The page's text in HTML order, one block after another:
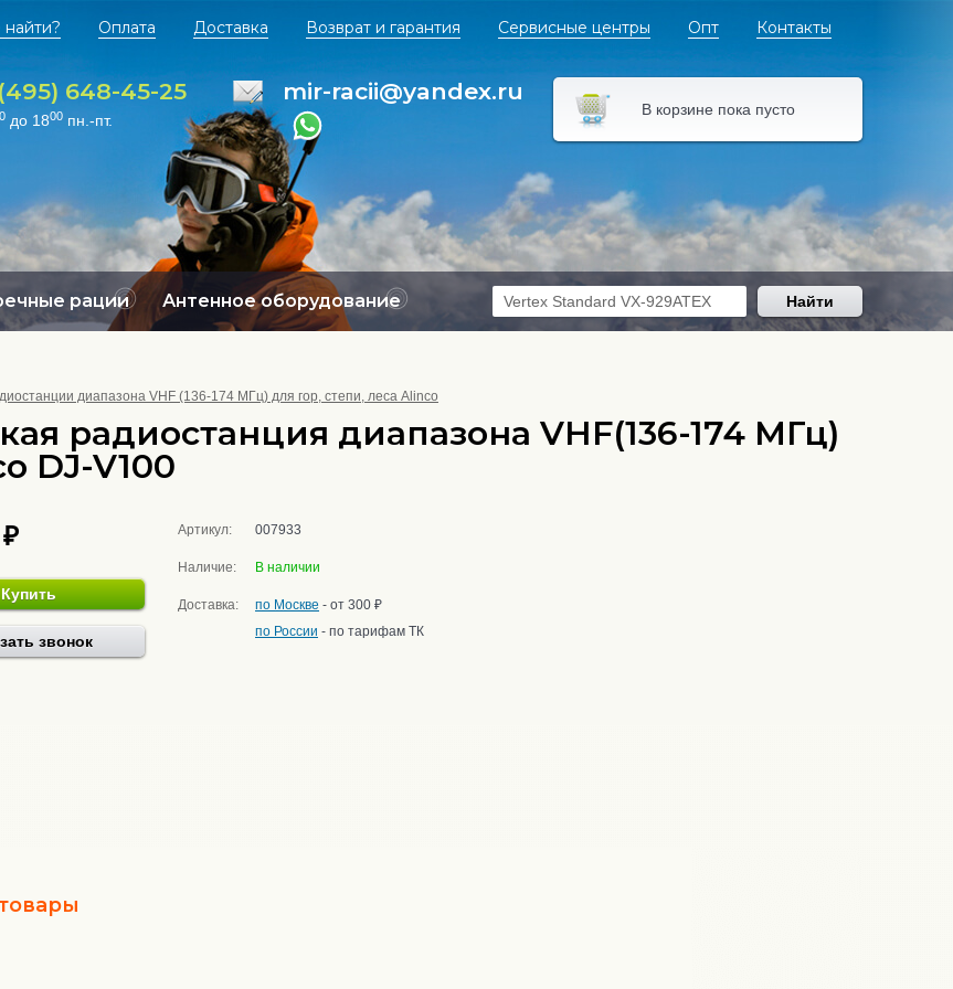
Оплата Доставка Возврат и гарантия Сервисные центры Опт Контакты
648-45-25
до 1800 пн.-пт.
mir-racii@yandex.ru
В корзине пока пусто
рации Антенное оборудование Найти
диапазона VHF (136-174 МГц) для гор, степи, леса Alinco
радиостанция диапазона VHF(136-174 МГц)
DJ-V100
Купить
звонок
Артикул: 007933
Наличие: В наличии
Доставка: по Москве - от 300 ₽
по России - по тарифам ТК